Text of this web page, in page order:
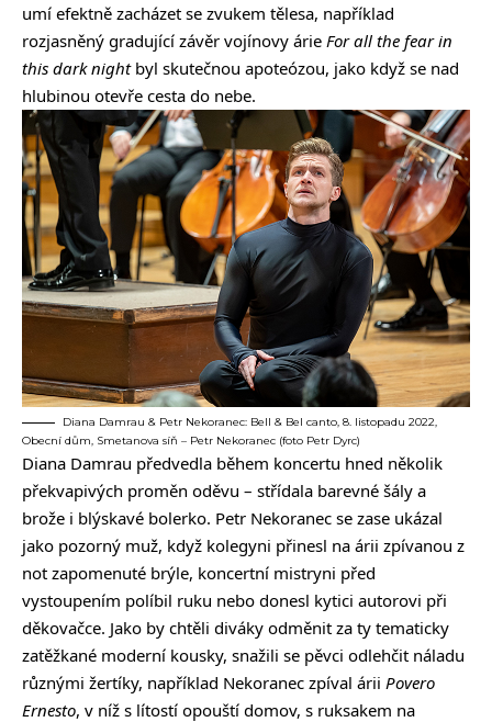
umí efektně zacházet se zvukem tělesa, například
rozjasněný gradující závěr vojínovy árie For all the fear in
this dark nightbyl skutečnou apoteózou, jako když se nad
hlubinou otevře cesta do nebe.
Diana Damrau & Petr Nekoranec: Bell & Bel canto, 8. listopadu 2022,
Obecní dům, Smetanova síň – Petr Nekoranec (foto Petr Dyrc)
Diana Damrau předvedla během koncertu hned několik
překvapivých proměn oděvu – střídala barevné šály a
brože i blýskavé bolerko. Petr Nekoranec se zase ukázal
jako pozorný muž, když kolegyni přinesl na árii zpívanou z
not zapomenuté brýle, koncertní mistryni před
vystoupením políbil ruku nebo donesl kytici autorovi při
děkovačce. Jako by chtěli diváky odměnit za ty tematicky
zatěžkané moderní kousky, snažili se pěvci odlehčit náladu
různými žertíky, například Nekoranec zpíval árii Povero
Ernesto, v níž s lítostí opouští domov, s ruksakem na